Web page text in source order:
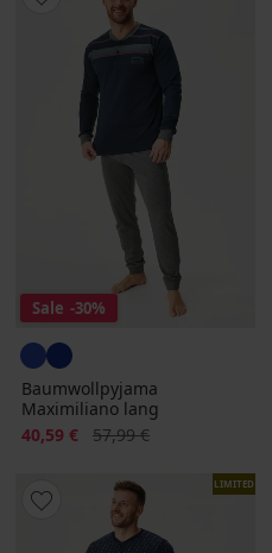
Sale -30%
Baumwollpyjama
Maximiliano lang
Rabatt
40,59 € Alter Preis
57,99 €
LIMITED